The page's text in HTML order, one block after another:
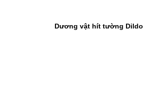
Dương vật hít tường Dildo